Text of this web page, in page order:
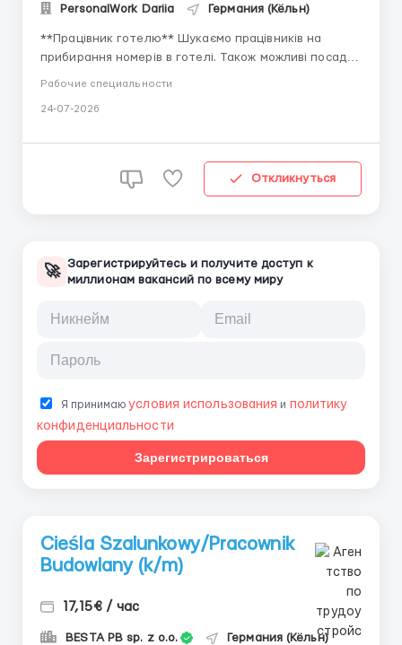
PersonalWork Dariia Германия (Кёльн)
**Працівник готелю** Шукаємо працівників на
прибирання номерів в готелі. Також можливі посади:
тобто людина або з України їде, або в'їхала з
Рабочие специальности
24-07-2026
Откликнуться
🚀 Зарегистрируйтесь и получите доступ к
миллионам вакансий по всему миру
Я принимаюусловия использования и политику
конфиденциальности
Зарегистрироваться
Cieśla Szalunkowy/Pracownik
Budowlany (k/m)
17,15€ / час
BESTA PB sp. z o.o. Германия (Кёльн)